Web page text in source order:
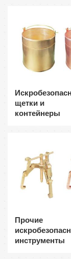
щетки и
контейнеры
Прочие
инструменты